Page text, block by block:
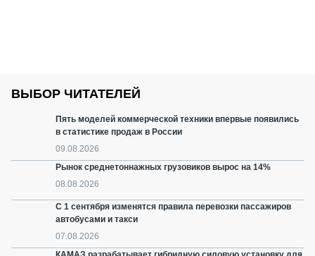
ВЫБОР ЧИТАТЕЛЕЙ
Пять моделей коммерческой техники впервые появились
в статистике продаж в России
09.08.2026
Рынок среднетоннажных грузовиков вырос на 14%
08.08.2026
С 1 сентября изменятся правила перевозки пассажиров
автобусами и такси
07.08.2026